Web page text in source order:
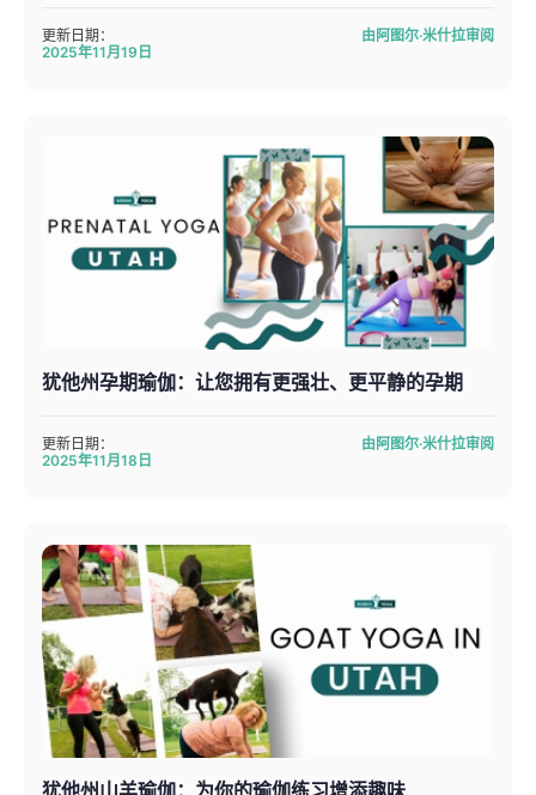
更新日期：
2025年11月19日
由阿图尔·米什拉审阅
犹他州孕期瑜伽：让您拥有更强壮、更平静的孕期
更新日期：
2025年11月18日
由阿图尔·米什拉审阅